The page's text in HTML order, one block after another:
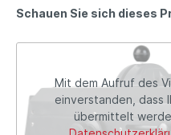
Schauen Sie sich dieses
Mit dem Aufruf des
einverstanden, dass
übermittelt